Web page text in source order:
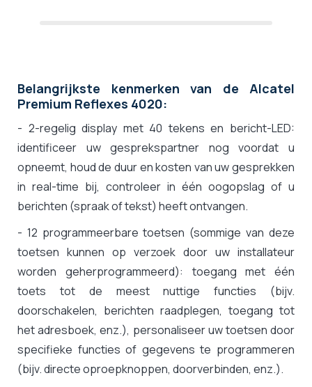
Belangrijkste kenmerken van de Alcatel
Premium Reflexes 4020:
- 2-regelig display met 40 tekens en bericht-LED:
identificeer uw gesprekspartner nog voordat u
opneemt, houd de duur en kosten van uw gesprekken
in real-time bij, controleer in één oogopslag of u
berichten (spraak of tekst) heeft ontvangen.
- 12 programmeerbare toetsen (sommige van deze
toetsen kunnen op verzoek door uw installateur
worden geherprogrammeerd): toegang met één
toets tot de meest nuttige functies (bijv.
doorschakelen, berichten raadplegen, toegang tot
het adresboek, enz.), personaliseer uw toetsen door
specifieke functies of gegevens te programmeren
(bijv. directe oproepknoppen, doorverbinden, enz.).